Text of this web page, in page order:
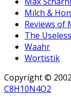
Milch &
Reviews of
The
Waahr
Wortistik
Copyright ©
C8H10N4O2